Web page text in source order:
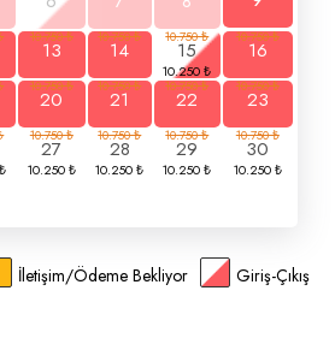
13 14 15
16
20 21 22
23
27 28 29
30
İletişim/Ödeme Bekliyor Giriş-Çıkış